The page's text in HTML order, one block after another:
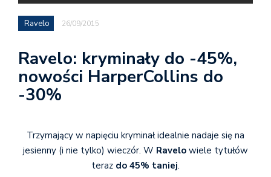
Ravelo 26/09/2015
Ravelo: kryminały do -45%,
nowości HarperCollins do
-30%
Trzymający w napięciu kryminał idealnie nadaje się na
jesienny (i nie tylko) wieczór. W Ravelo wiele tytułów
teraz do 45% taniej.